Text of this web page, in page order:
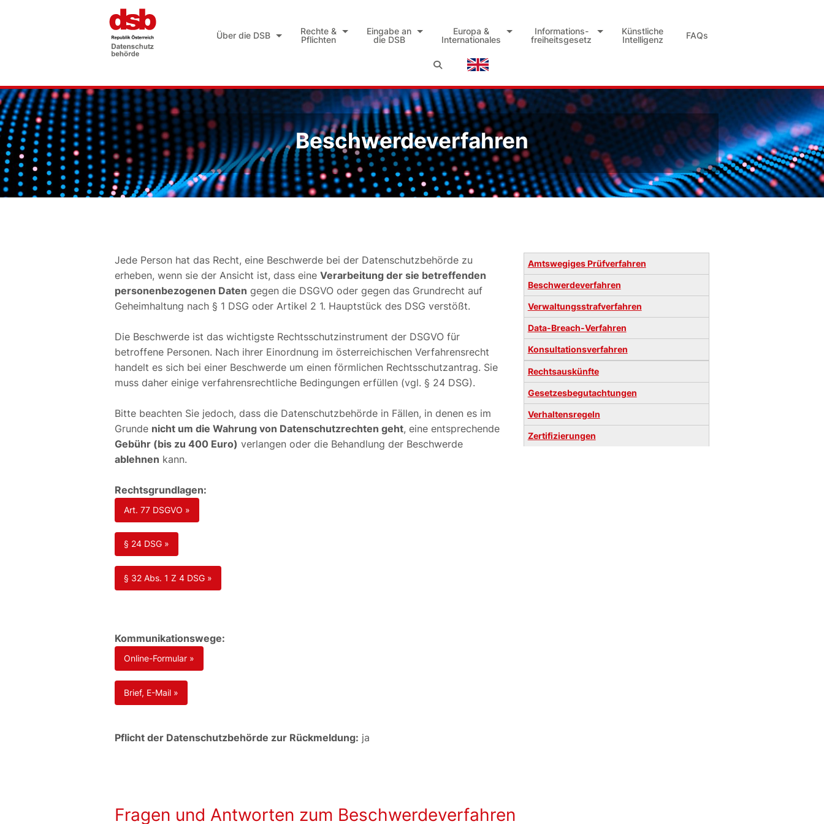
Über die DSB
Rechte &
Pflichten
Eingabe an
die DSB
Europa &
Internationales
Informations-
freiheitsgesetz
Künstliche
Intelligenz
FAQs
Beschwerdeverfahren
Jede Person hat das Recht, eine Beschwerde bei der Datenschutzbehörde zu
erheben, wenn sie der Ansicht ist, dass eine Verarbeitung der sie betreffenden
personenbezogenen Daten gegen die DSGVO oder gegen das Grundrecht auf
Geheimhaltung nach § 1 DSG oder Artikel 2 1. Hauptstück des DSG verstößt.
Die Beschwerde ist das wichtigste Rechtsschutzinstrument der DSGVO für
betroffene Personen. Nach ihrer Einordnung im österreichischen Verfahrensrecht
handelt es sich bei einer Beschwerde um einen förmlichen Rechtsschutzantrag. Sie
muss daher einige verfahrensrechtliche Bedingungen erfüllen (vgl. § 24 DSG).
Bitte beachten Sie jedoch, dass die Datenschutzbehörde in Fällen, in denen es im
Grunde nicht um die Wahrung von Datenschutzrechten geht, eine entsprechende
Gebühr (bis zu 400 Euro) verlangen oder die Behandlung der Beschwerde
ablehnen kann.
Rechtsgrundlagen:
Art. 77 DSGVO »
§ 24 DSG »
§ 32 Abs. 1 Z 4 DSG »
Kommunikationswege:
Online-Formular »
Brief, E-Mail »
Pflicht der Datenschutzbehörde zur Rückmeldung: ja
Amtswegiges Prüfverfahren
Beschwerdeverfahren
Verwaltungsstrafverfahren
Data-Breach-Verfahren
Konsultationsverfahren
Rechtsauskünfte
Gesetzesbegutachtungen
Verhaltensregeln
Zertifizierungen
Fragen und Antworten zum Beschwerdeverfahren